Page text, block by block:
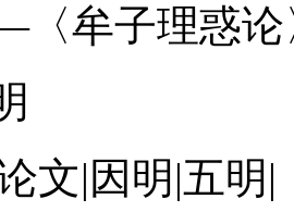
〈牟子理惑论
文|因明|五明|